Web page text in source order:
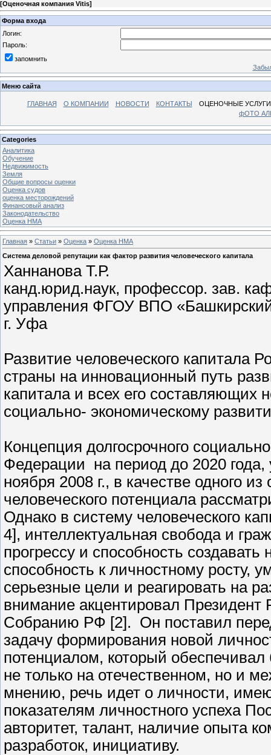
[Оценочная компания Vitis]
Форма входа
Логин:
Пароль:
запомнить
Меню сайта
ГЛАВНАЯ О КОМПАНИИ НОВОСТИ КОНТАКТЫ
ОЦЕНОЧНЫЕ УСЛУГИ
фОТО
Categories
Аналитика
Обучение
Недвижимость
Земля
Общие вопросы оценки
Оценка судов
оценка месторождений
Финансовый анализ
Законодательство
Оценка НМА
Главная » Статьи » Оценка » Оценка НМА
Система деловой репутации как фактор развития человеческого капитала
Ханнанова Т.Р.
канд.юрид.наук, профессор. зав.
управления ФГОУ ВПО «Башкирский
г. Уфа
Развитие человеческого капитала
страны на инновационный путь
капитала и всех его
социально- экономическому
Концепция долгосрочного
Федерации на период до 2020
ноября 2008 г., в качестве одного
человеческого потенциала
Однако в систему человеческого
4], интеллектуальная свобода и
прогрессу и способность
способность к личностному росту,
серьезные цели и реагировать на
внимание акцентировал
Собранию РФ [2]. Он поставил
задачу формирования новой
потенциалом, который
не только на отечественном, но и
мнению, речь идет о личности,
показателям личностного успеха
авторитет, талант, наличие опыта
разработок, инициативу.